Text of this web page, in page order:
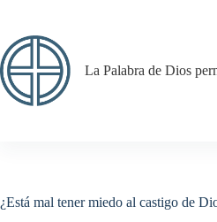
contenido
La Palabra de Dios
¿Está mal tener miedo al castigo de